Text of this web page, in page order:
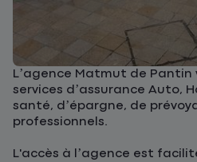
L’agence Matmut de Pantin
services d’assurance Auto,
santé, d’épargne, de
professionnels.
L'accès à l’agence est